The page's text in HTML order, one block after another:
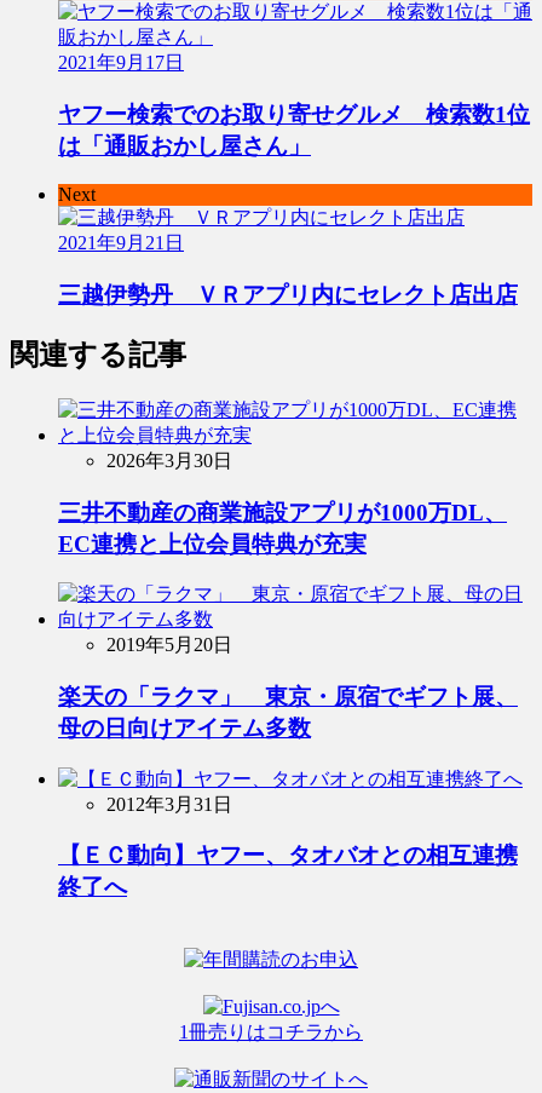
2021年9月17日
ヤフー検索でのお取り寄せグルメ 検索数1位
は「通販おかし屋さん」
Next
2021年9月21日
三越伊勢丹 ＶＲアプリ内にセレクト店出店
関連する記事
2026年3月30日
三井不動産の商業施設アプリが1000万DL、
EC連携と上位会員特典が充実
2019年5月20日
楽天の「ラクマ」 東京・原宿でギフト展、
母の日向けアイテム多数
2012年3月31日
【ＥＣ動向】ヤフー、タオバオとの相互連携
終了へ
1冊売りはコチラから